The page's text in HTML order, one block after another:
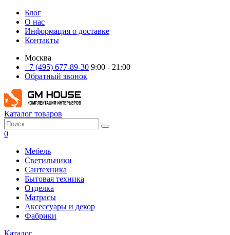
Блог
О нас
Информация о доставке
Контакты
Москва
+7 (495) 677-89-30 9:00 - 21:00
Обратный звонок
Каталог товаров
0
Мебель
Светильники
Сантехника
Бытовая техника
Отделка
Матрасы
Аксессуары и декор
Фабрики